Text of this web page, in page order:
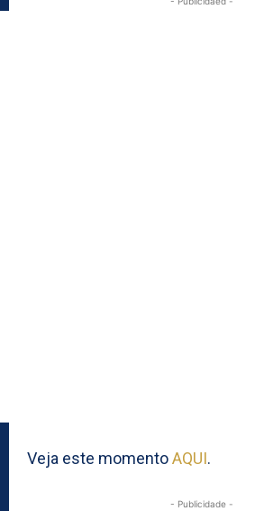
Veja este momentoAQUI.
- Publicidade -